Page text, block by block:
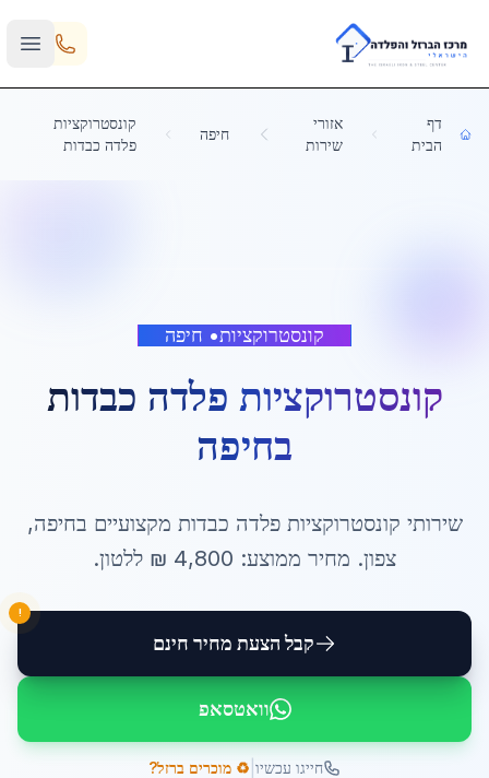
Skip to main content
דף
הבית
אזורי
שירות
חיפה
קונסטרוקציות
פלדה כבדות
קונסטרוקציות• חיפה
קונסטרוקציות פלדה כבדות
בחיפה
שירותי קונסטרוקציות פלדה כבדות מקצועיים בחיפה,
צפון. מחיר ממוצע: 4,800 ₪ ללטון.
קבל הצעת מחיר חינם
!
וואטסאפ
חייגו עכשיו ♻️ מוכרים ברזל?